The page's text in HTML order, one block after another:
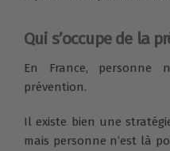
Qui s’occupe de la
En France, personne
prévention.
Il existe bien une
mais personne n’est là